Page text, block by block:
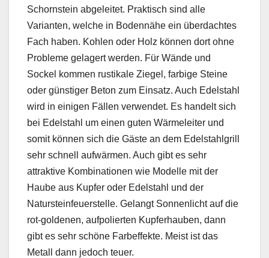
Schornstein abgeleitet. Praktisch sind alle
Varianten, welche in Bodennähe ein überdachtes
Fach haben. Kohlen oder Holz können dort ohne
Probleme gelagert werden. Für Wände und
Sockel kommen rustikale Ziegel, farbige Steine
oder günstiger Beton zum Einsatz. Auch Edelstahl
wird in einigen Fällen verwendet. Es handelt sich
bei Edelstahl um einen guten Wärmeleiter und
somit können sich die Gäste an dem Edelstahlgrill
sehr schnell aufwärmen. Auch gibt es sehr
attraktive Kombinationen wie Modelle mit der
Haube aus Kupfer oder Edelstahl und der
Natursteinfeuerstelle. Gelangt Sonnenlicht auf die
rot-goldenen, aufpolierten Kupferhauben, dann
gibt es sehr schöne Farbeffekte. Meist ist das
Metall dann jedoch teuer.